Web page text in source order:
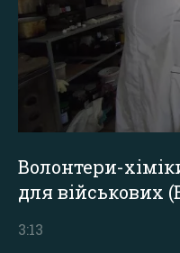
Волонтери-
для військових
3:13